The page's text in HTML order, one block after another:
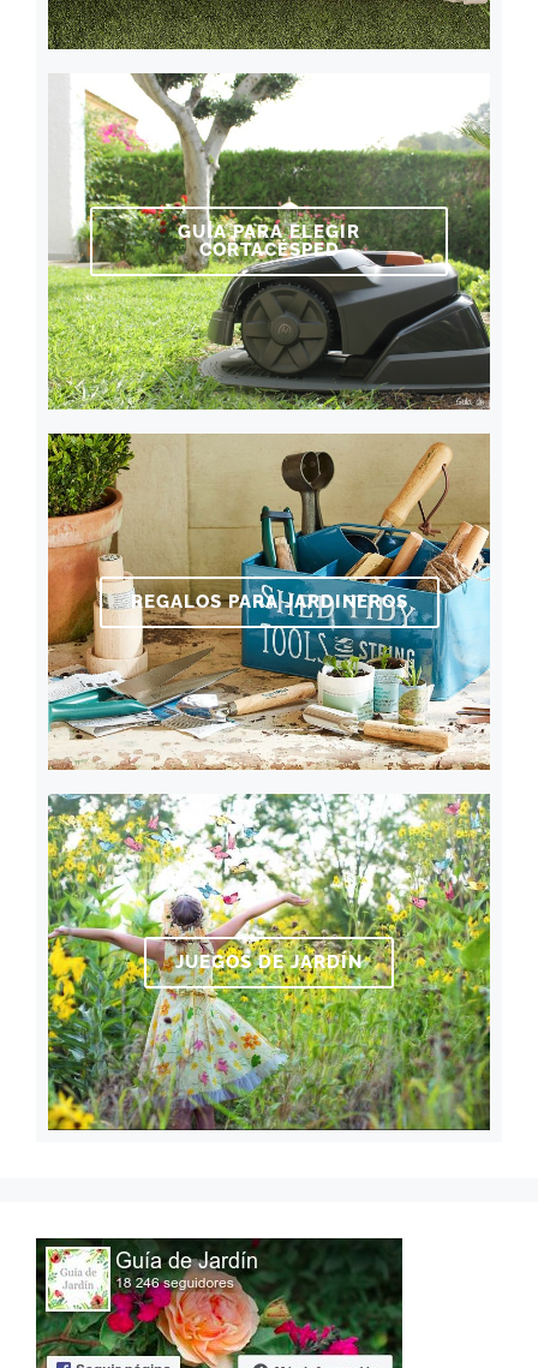
GUÍA PARA ELEGIR
CORTACÉSPED
REGALOS PARA JARDINEROS
JUEGOS DE JARDÍN